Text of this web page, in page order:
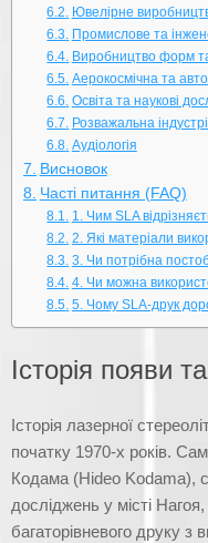
Ювелірне
Промислове та
Виробництво форм
Аерокосмічна та
Освіта та наукові
Розважальна
Аудіологія
Висновок
Часті питання (FAQ)
1. Чим SLA
2. Які матеріали
3. Чи потрібна
4. Чи можна
5. Чому SLA-друк
Історія появи
Історія лазерної
початку 1970-х років.
Кодама (Hideo Kodama),
досліджень у місті
багаторівневого друку з